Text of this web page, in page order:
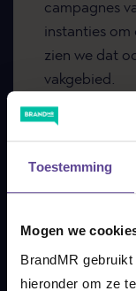
Toestemming
Mogen we
BrandMR
hieronder om ze
campagnes
instanties om
zien we dat
vakgebied.